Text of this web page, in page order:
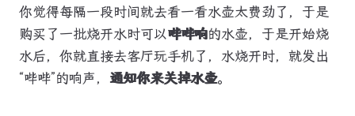
你觉得每隔一段时间就去看一看水壶太费劲了，于是
购买了一批烧开水时可以哔哔响的水壶，于是开始烧
水后，你就直接去客厅玩手机了，水烧开时，就发出
“哔哔”的响声， 通知你来关掉水壶。